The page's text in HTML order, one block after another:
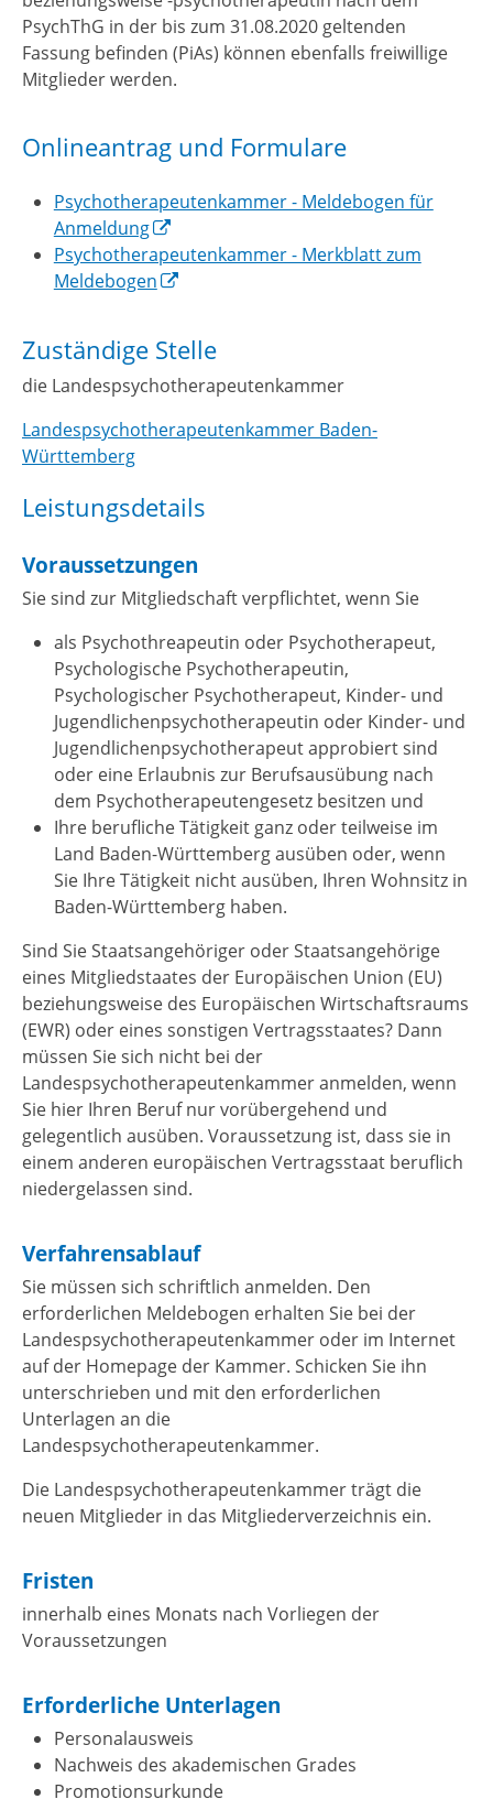
PsychThG in der bis zum 31.08.2020 geltenden
Fassung befinden (PiAs) können ebenfalls freiwillige
Mitglieder werden.
Onlineantrag und Formulare
Psychotherapeutenkammer - Meldebogen für
Anmeldung
Psychotherapeutenkammer - Merkblatt zum
Meldebogen
Zuständige Stelle
die Landespsychotherapeutenkammer
Landespsychotherapeutenkammer Baden-
Württemberg
Leistungsdetails
Voraussetzungen
Sie sind zur Mitgliedschaft verpflichtet, wenn Sie
als Psychothreapeutin oder Psychotherapeut,
Psychologische Psychotherapeutin,
Psychologischer Psychotherapeut, Kinder- und
Jugendlichenpsychotherapeutin oder Kinder- und
Jugendlichenpsychotherapeut approbiert sind
oder eine Erlaubnis zur Berufsausübung nach
dem Psychotherapeutengesetz besitzen und
Ihre berufliche Tätigkeit ganz oder teilweise im
Land Baden-Württemberg ausüben oder, wenn
Sie Ihre Tätigkeit nicht ausüben, Ihren Wohnsitz in
Baden-Württemberg haben.
Sind Sie Staatsangehöriger oder Staatsangehörige
eines Mitgliedstaates der Europäischen Union (EU)
beziehungsweise des Europäischen Wirtschaftsraums
(EWR) oder eines sonstigen Vertragsstaates? Dann
müssen Sie sich nicht bei der
Landespsychotherapeutenkammer anmelden, wenn
Sie hier Ihren Beruf nur vorübergehend und
gelegentlich ausüben. Voraussetzung ist, dass sie in
einem anderen europäischen Vertragsstaat beruflich
niedergelassen sind.
Verfahrensablauf
Sie müssen sich schriftlich anmelden. Den
erforderlichen Meldebogen erhalten Sie bei der
Landespsychotherapeutenkammer oder im Internet
auf der Homepage der Kammer. Schicken Sie ihn
unterschrieben und mit den erforderlichen
Unterlagen an die
Landespsychotherapeutenkammer.
Die Landespsychotherapeutenkammer trägt die
neuen Mitglieder in das Mitgliederverzeichnis ein.
Fristen
innerhalb eines Monats nach Vorliegen der
Voraussetzungen
Erforderliche Unterlagen
Personalausweis
Nachweis des akademischen Grades
Promotionsurkunde